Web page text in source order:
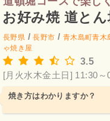
お好み焼 道と
長野県 /長野市 / 青木島町青木
ゃ焼き屋
3.5
[月火水木金土日] 11:30～
焼き方はわかりますか？